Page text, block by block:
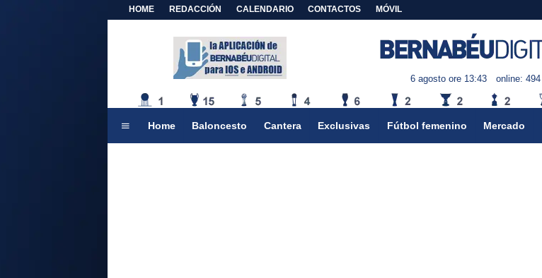
HOME REDACCIÓN CALENDARIO CONTACTOS MÓVIL
6 agosto ore 13:43 online: 494
Home Baloncesto Cantera Exclusivas Fútbol femenino Mercado